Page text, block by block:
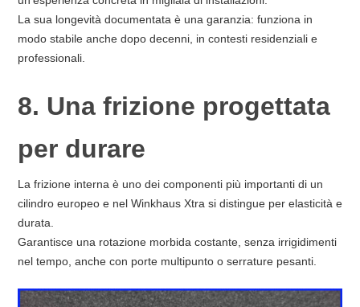
La sua longevità documentata è una garanzia: funziona in
modo stabile anche dopo decenni, in contesti residenziali e
professionali.
8. Una frizione progettata
per durare
La frizione interna è uno dei componenti più importanti di un
cilindro europeo e nel Winkhaus Xtra si distingue per elasticità e
durata.
Garantisce una rotazione morbida costante, senza irrigidimenti
nel tempo, anche con porte multipunto o serrature pesanti.